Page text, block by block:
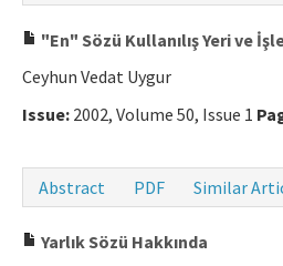
"En" Sözü Kullanılış Yeri ve
Ceyhun Vedat Uygur
Issue: 2002, Volume 50, Issue 1
Abstract
PDF Similar
Yarlık Sözü Hakkında